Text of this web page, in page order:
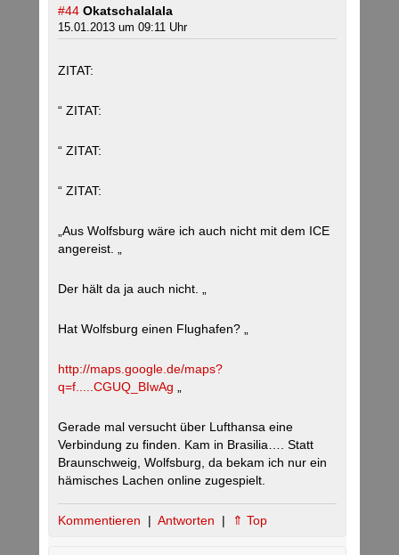
#44 Okatschalalala
15.01.2013 um 09:11 Uhr
ZITAT:
“ ZITAT:
“ ZITAT:
“ ZITAT:
„Aus Wolfsburg wäre ich auch nicht mit dem ICE
angereist. „
Der hält da ja auch nicht. „
Hat Wolfsburg einen Flughafen? „
http://maps.google.de/maps?
q=f.....CGUQ_BIwAg
Gerade mal versucht über Lufthansa eine
Verbindung zu finden. Kam in Brasilia…. Statt
Braunschweig, Wolfsburg, da bekam ich nur ein
hämisches Lachen online zugespielt.
Kommentieren | Antworten | ⇑ Top